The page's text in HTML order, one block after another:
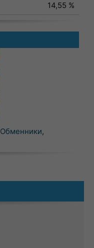
14,55 %
Обменники,